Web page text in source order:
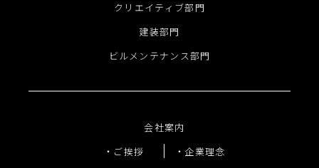
クリエイティブ部門
建装部門
ビルメンテナンス部門
会社案内
ご挨拶
企業理念